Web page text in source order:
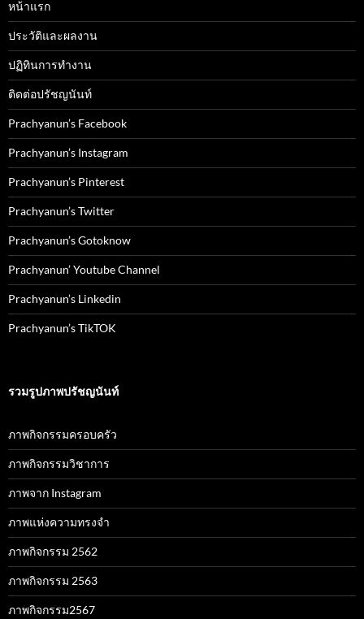
หน้าแรก
ประวัติและผลงาน
ปฏิทินการทำงาน
ติดต่อปรัชญนันท์
Prachyanun’s Facebook
Prachyanun’s Instagram
Prachyanun’s Pinterest
Prachyanun’s Twitter
Prachyanun’s Gotoknow
Prachyanun’ Youtube Channel
Prachyanun’s Linkedin
Prachyanun’s TikTOK
รวมรูปภาพปรัชญนันท์
ภาพกิจกรรมครอบครัว
ภาพกิจกรรมวิชาการ
ภาพจาก Instagram
ภาพแห่งความทรงจำ
ภาพกิจกรรม 2562
ภาพกิจกรรม 2563
ภาพกิจกรรม2567